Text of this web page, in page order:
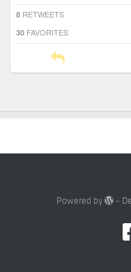
8 RETWEETS
30 FAVORITES
Powered by -